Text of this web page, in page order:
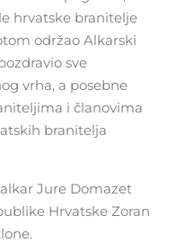
hrvatske branitelje
održao Alkarski
sve
vrha, a posebne
i članovima
branitelja
Jure Domazet
Hrvatske Zoran